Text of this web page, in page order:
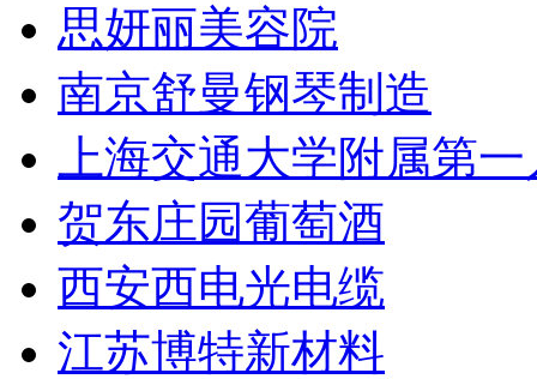
思妍丽美容院
南京舒曼钢琴制造
上海交通大学附属第
贺东庄园葡萄酒
西安西电光电缆
江苏博特新材料